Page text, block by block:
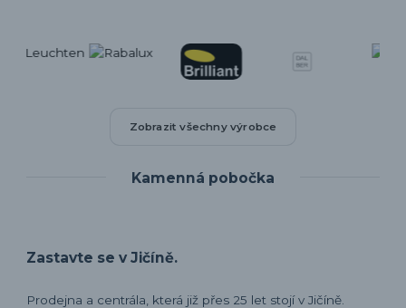
Zobrazit všechny výrobce
Kamenná pobočka
Zastavte se v Jičíně.
Prodejna a centrála, která již přes 25 let stojí v Jičíně.